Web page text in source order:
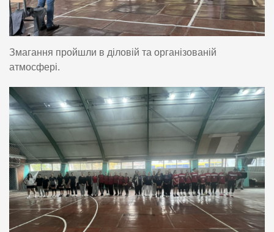
Змагання пройшли в діловій та організованій
атмосфері.